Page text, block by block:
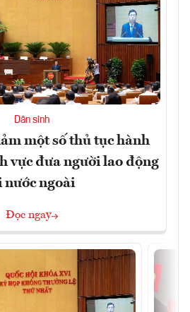
Dân sinh
một số thủ tục hành
vực đưa người lao động
nước ngoài
Đọc ngay